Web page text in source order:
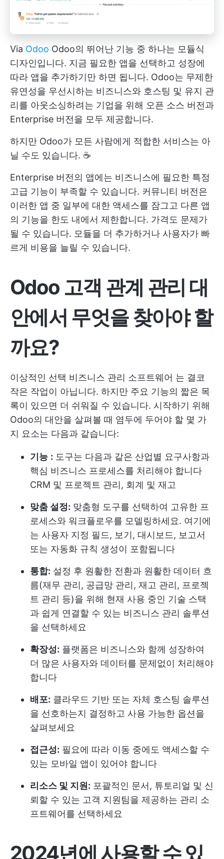
Via Odoo Odoo의 뛰어난 기능 중 하나는 모듈식
디자인입니다. 지금 필요한 앱을 선택하고 성장에
따라 앱을 추가하기만 하면 됩니다. Odoo는 무제한
유연성을 우선시하는 비즈니스와 호스팅 및 유지 관
리를 아웃소싱하려는 기업을 위해 오픈 소스 버전과
Enterprise 버전을 모두 제공합니다.
하지만 Odoo가 모든 사람에게 적합한 서비스는 아
닐 수도 있습니다. ☕️
Enterprise 버전의 앱에는 비즈니스에 필요한 특정
고급 기능이 부족할 수 있습니다. 커뮤니티 버전은
이러한 앱 중 일부에 대한 액세스를 잠그고 다른 앱
의 기능을 한도 내에서 제한합니다. 가격도 문제가
될 수 있습니다. 모듈을 더 추가하거나 사용자가 빠
르게 비용을 늘릴 수 있습니다.
Odoo 고객 관계 관리 대
안에서 무엇을 찾아야 할
까요?
이상적인 선택 비즈니스 관리 소프트웨어 는 결코
작은 작업이 아닙니다. 하지만 주요 기능의 짧은 목
록이 있으면 더 쉬워질 수 있습니다. 시작하기 위해
Odoo의 대안을 살펴볼 때 염두에 두어야 할 몇 가
지 요소는 다음과 같습니다:
기능 : 도구는 다음과 같은 산업별 요구사항과
핵심 비즈니스 프로세스를 처리해야 합니다
CRM 및 프로젝트 관리 , 회계 및 재고
맞춤 설정: 맞춤형 도구를 선택하여 고유한 프
로세스와 워크플로우를 모델링하세요. 여기에
는 사용자 지정 필드, 보기, 대시보드, 보고서
또는 자동화 규칙 생성이 포함됩니다
통합: 설정 후 원활한 전환과 원활한 데이터 흐
름(재무 관리, 공급망 관리, 재고 관리, 프로젝
트 관리 등)을 위해 현재 사용 중인 기술 스택
과 쉽게 연결할 수 있는 비즈니스 관리 솔루션
을 선택하세요
확장성: 플랫폼은 비즈니스와 함께 성장하여
더 많은 사용자와 데이터를 문제없이 처리해야
합니다
배포: 클라우드 기반 또는 자체 호스팅 솔루션
을 선호하는지 결정하고 사용 가능한 옵션을
살펴보세요
접근성: 필요에 따라 이동 중에도 액세스할 수
있는 모바일 앱이 있어야 합니다
리소스 및 지원: 포괄적인 문서, 튜토리얼 및 신
뢰할 수 있는 고객 지원팀을 제공하는 관리 소
프트웨어를 선택하세요
2024년에 사용할 수 있